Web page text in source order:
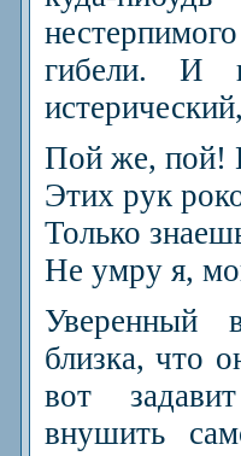
гибели. И
Пой же, пой!
Этих рук
Только
Не умру я,
Уверенный
близка, что
вот
внушить